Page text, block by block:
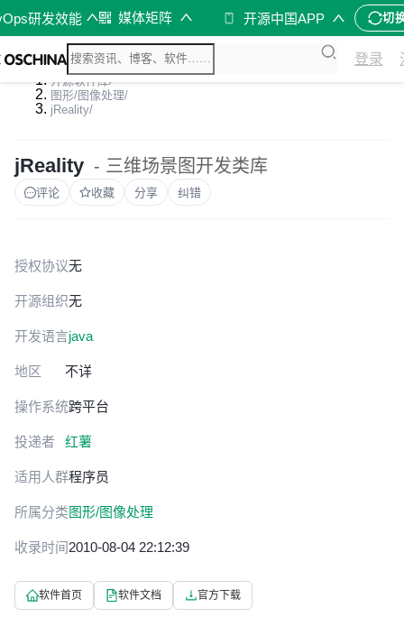
研发效能 媒体矩阵 开源中国APP 切
登录
开源软件库/
图形/图像处理/
jReality/
jReality - 三维场景图开发类库
评论 收藏 分享 纠错
授权协议无
开源组织无
开发语言java
地区 不详
操作系统跨平台
投递者 红薯
适用人群程序员
所属分类图形/图像处理
收录时间2010-08-04 22:12:39
软件首页 软件文档 官方下载